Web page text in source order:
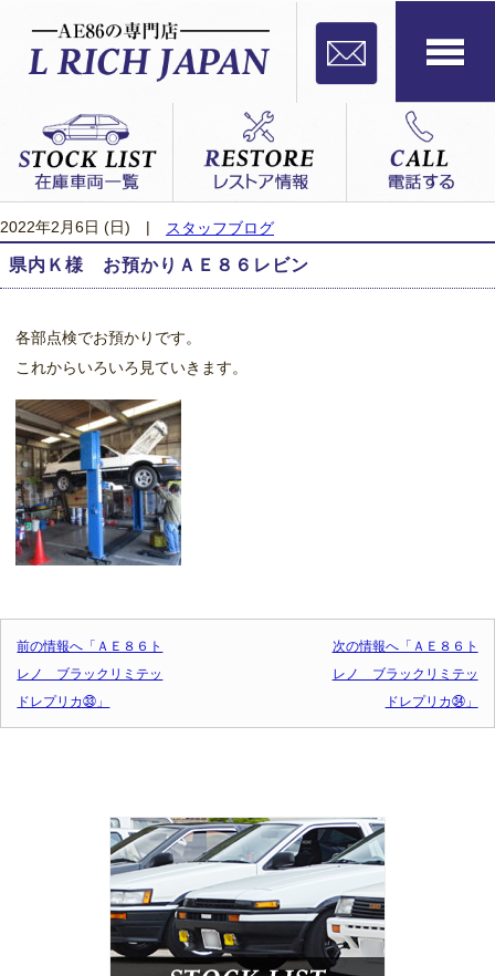
2022年2月6日 (日) スタッフブログ
県内Ｋ様 お預かりＡＥ８６レビン
各部点検でお預かりです。
これからいろいろ見ていきます。
前の情報へ「ＡＥ８６ト
レノ ブラックリミテッ
ドレプリカ㉝」
次の情報へ「ＡＥ８６ト
レノ ブラックリミテッ
ドレプリカ㉞」